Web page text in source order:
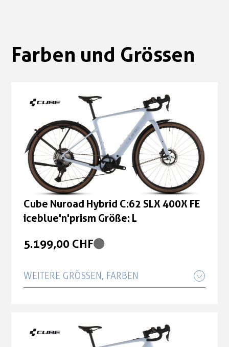
Farben und Grössen
Cube Nuroad Hybrid C:62 SLX 400X FE
iceblue'n'prism Größe: L
5.199,00 CHF
WEITERE GRÖSSEN, FARBEN
5.199,00 CHF